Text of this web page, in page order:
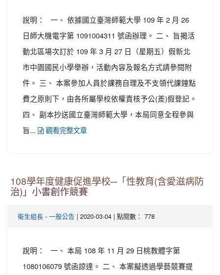
說明： 一、 依據國立臺灣師範大學 109 年 2 月 26
日師大機電字第 1091004311 號函辦理。 二、 旨揭活
動北區場次訂於 109 年 3 月 27 日（星期五）假新北
市中園國民小學舉辦，活動內容及報名方式請參閱附
件。 三、 本案參加人員於課務自理及不支領代課鐘點
費之原則下，由各所屬學校依權責核予公(差)假登記。
四、 副本抄送國立臺灣師範大學，本局同意全程參與
旨...
觀看完整文章
108學年度健康促進學校─「性教育(含愛滋病防
治)」小書創作競賽
衛生組長 - 一般公告 | 2020-03-04 | 點閱數： 778
說明： 一、 本局 108 年 11 月 29 日桃教體字第
1080106079 號函諒達。 二、 本案擬透過學藝競賽提